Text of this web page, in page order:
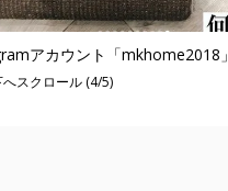
アカウント「mkhome2018」
スクロール (4/5)